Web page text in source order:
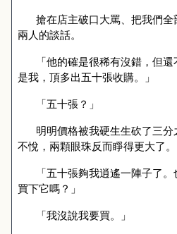
搶在店主破口大罵、把我們
兩人的談話。
「他的確是很稀有沒錯，但
是我，頂多出五十張收購。」
「五十張？」
明明價格被我硬生生砍了三
不悅，兩顆眼珠反而睜得更大了。
「五十張夠我逍遙一陣子了
買下它嗎？」
「我沒說我要買。」